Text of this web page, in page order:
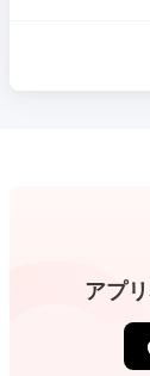
アプ